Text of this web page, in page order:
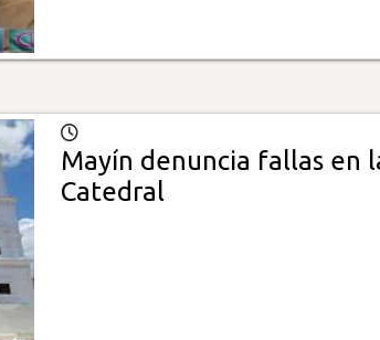
Mayín denuncia fallas en
Catedral